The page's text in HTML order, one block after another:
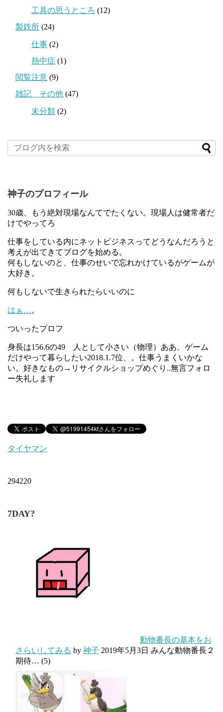
工具の思うところ (12)
製鉄所 (24)
仕事 (2)
熱中症 (1)
閲覧注意 (9)
雑記 その他 (47)
未分類 (2)
神子のプロフィール
30歳、もう絶対現場なんてでたくない。現場人は健常者だ
けでやってろ
仕事をしている内にネットビジネスってどうなんだろうと
考えが出てきてブログを始める。
何もしないのと、仕事のせいで忘れかけているがゲームが
大好き。
何もしないで生きられたらいいのに
はぁ…。
ついったプロフ
身長は156.6の49 人として小さい（物理）ああ、ゲーム
だけやって暮らしたい2018.1.7位、。仕事うまくいかな
い。好きなもの→リサイクルショップめぐり..無言フォロ
ー失礼します
タイヤマン
294220
7DAY?
動物番長の基本をお
さらいしてみる by 神子 2019年5月3日 みんな動物番長２
期待… (5)